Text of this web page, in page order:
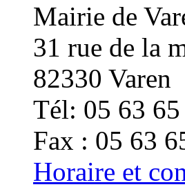
Mairie de
31 rue de la
82330 Varen
Tél: 05 63 65
Fax : 05 63
Horaire et